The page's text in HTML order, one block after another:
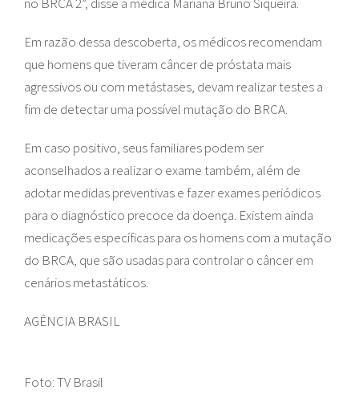
Em razão dessa descoberta, os médicos recomendam
que homens que tiveram câncer de próstata mais
agressivos ou com metástases, devam realizar testes a
fim de detectar uma possível mutação do BRCA.
Em caso positivo, seus familiares podem ser
aconselhados a realizar o exame também, além de
adotar medidas preventivas e fazer exames periódicos
para o diagnóstico precoce da doença. Existem ainda
medicações específicas para os homens com a mutação
do BRCA, que são usadas para controlar o câncer em
cenários metastáticos.
AGÊNCIA BRASIL
Foto: TV Brasil